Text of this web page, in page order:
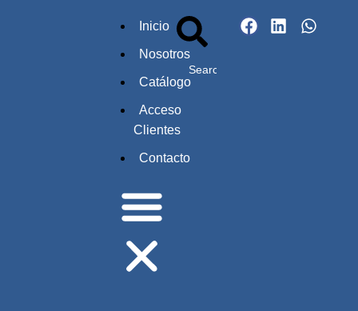
Inicio
Nosotros
Catálogo
Acceso
Clientes
Contacto